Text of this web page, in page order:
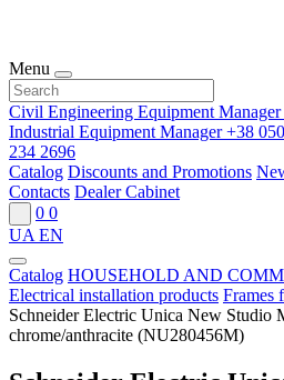
Menu
Civil Engineering Equipment Manager
Industrial Equipment Manager+38
234 2696
Catalog Discounts and Promotions
Contacts Dealer Cabinet
0 0
UA EN
Catalog HOUSEHOLD AND
Electrical installation products Frames
Schneider Electric Unica New Studio
chrome/anthracite (NU280456M)